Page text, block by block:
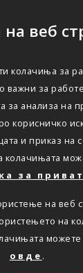
веб
колачиња за
важни за
за анализа на
корисничко
и приказ на
колачињата
за
на веб
на
можете
овде .
онлајн